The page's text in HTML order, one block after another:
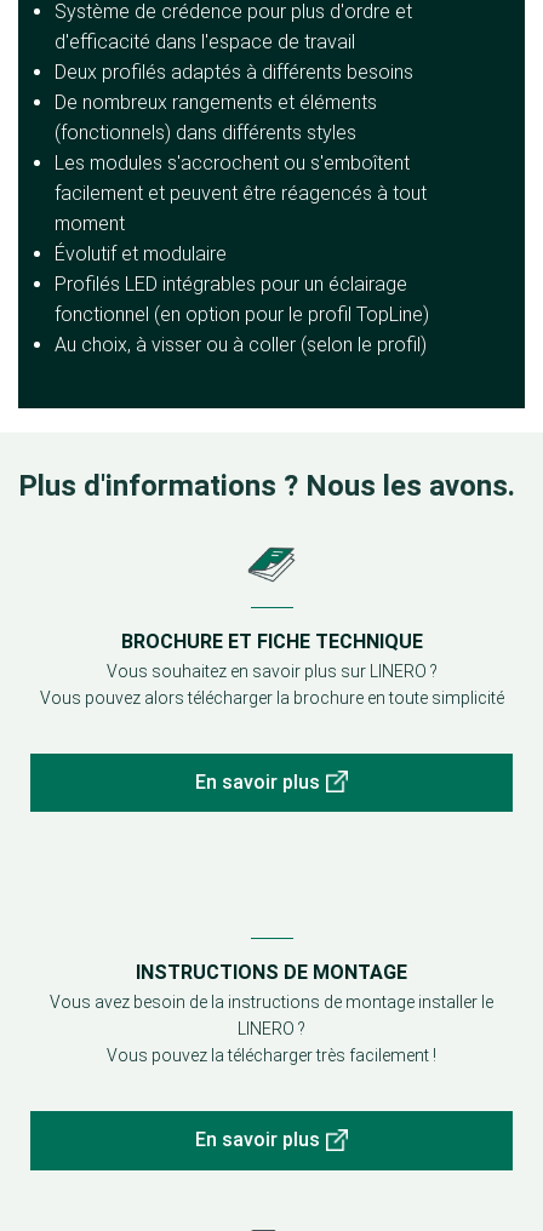
Système de crédence pour plus d'ordre et
d'efficacité dans l'espace de travail
Deux profilés adaptés à différents besoins
De nombreux rangements et éléments
(fonctionnels) dans différents styles
Les modules s'accrochent ou s'emboîtent
facilement et peuvent être réagencés à tout
moment
Évolutif et modulaire
Profilés LED intégrables pour un éclairage
fonctionnel (en option pour le profil TopLine)
Au choix, à visser ou à coller (selon le profil)
Plus d'informations ? Nous les avons.
BROCHURE ET FICHE TECHNIQUE
Vous souhaitez en savoir plus sur LINERO ?
Vous pouvez alors télécharger la brochure en toute simplicité
En savoir plus
INSTRUCTIONS DE MONTAGE
Vous avez besoin de la instructions de montage installer le
LINERO ?
Vous pouvez la télécharger très facilement !
En savoir plus